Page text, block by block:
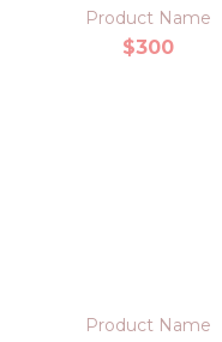
Product Name
$300
Product Name